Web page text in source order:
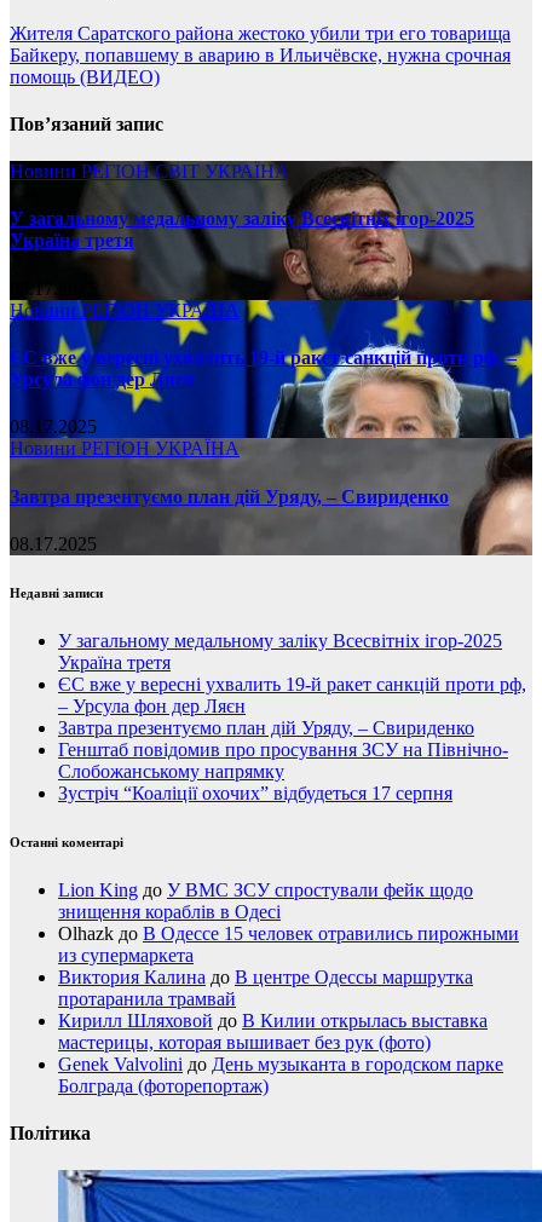
Жителя Саратского района жестоко убили три его товарища
Байкеру, попавшему в аварию в Ильичёвске, нужна срочная
помощь (ВИДЕО)
Пов’язаний запис
Новини РЕГІОНСВІТ УКРАЇНА
У загальному медальному заліку Всесвітніх ігор-2025
Україна третя
08.17.2025
НовиниРЕГІОН УКРАЇНА
ЄС вже у вересні ухвалить 19-й ракет санкцій проти рф, –
Урсула фон дер Ляєн
08.17.2025
Новини РЕГІОН УКРАЇНА
Завтра презентуємо план дій Уряду, – Свириденко
08.17.2025
Недавні записи
У загальному медальному заліку Всесвітніх ігор-2025
Україна третя
ЄС вже у вересні ухвалить 19-й ракет санкцій проти рф,
– Урсула фон дер Ляєн
Завтра презентуємо план дій Уряду, – Свириденко
Генштаб повідомив про просування ЗСУ на Північно-
Слобожанському напрямку
Зустріч “Коаліції охочих” відбудеться 17 серпня
Останні коментарі
Lion King до У ВМС ЗСУ спростували фейк щодо
знищення кораблів в Одесі
Olhazk до В Одессе 15 человек отравились пирожными
из супермаркета
Виктория Калина до В центре Одессы маршрутка
протаранила трамвай
Кирилл Шляховой до В Килии открылась выставка
мастерицы, которая вышивает без рук (фото)
Genek Valvolini до День музыканта в городском парке
Болграда (фоторепортаж)
Політика